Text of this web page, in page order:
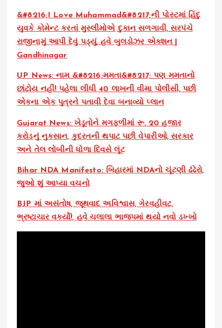
&#8216;I Love Muhammad&#8217;ની પોસ્ટમાં હિંદુ
યુવકે કોમેન્ટ કરતાં મુસ્લીમોએ દુકાન સળગાવી, સરપંચે
રાજીનામું આપી દેવું પડ્યું, હવે બુલડોઝર એક્શન |
Gandhinagar
UP News: નામ &#8216;મમતા&#8217; પણ મમતાનો
છાંટોય નહીં! પહેલા લીધી 40 લાખની વીમા પોલીસી, પછી
એકના એક પુત્રને પતાવી દેવા બનાવ્યો પ્લાન
Gujarat News: ખેડૂતોને મગફળીમાં રૂ. 20 હજાર
કરોડનું નુકસાન, કુદરતની થપાટ પછી વેપારીઓ, સરકાર
અને તેલ લોબીની ધોળા દિવસે લૂંટ
Bihar NDA Manifesto: બિહારમાં NDAનો ચૂંટણી ઢંઢેરો,
જુઓ શું આપ્યા વચનો
BJP માં અસંતોષ, જૂથવાદ અવિશ્વાસ, ગેરવહીવટ,
ભ્રષ્ટાચાર વકર્યો!, હવે ચલાલા ભાજપમાં થયો નવો ડખ્ખો